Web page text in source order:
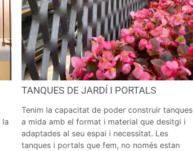
la
TANQUES DE JARDÍ I PORTALS
Tenim la capacitat de poder construir tanques
a mida amb el format i material que desitgi i
adaptades al seu espai i necessitat. Les
tanques i portals que fem, no només estan